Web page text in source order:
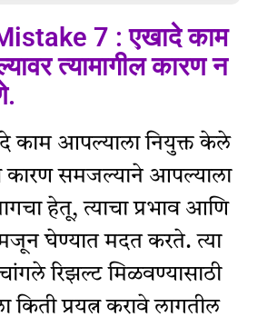
7 : एखादे काम
त्यामागील कारण न
काम आपल्याला नियुक्त केले
कारण समजल्याने आपल्याला
हेतू, त्याचा प्रभाव आणि
घेण्यात मदत करते. त्या
रिझल्ट मिळवण्यासाठी
किती प्रयत्न करावे लागतील